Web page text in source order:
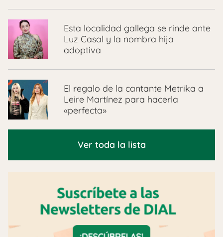
Esta localidad gallega se rinde ante
Luz Casal y la nombra hija
adoptiva
El regalo de la cantante Metrika a
Leire Martínez para hacerla
«perfecta»
Ver toda la lista